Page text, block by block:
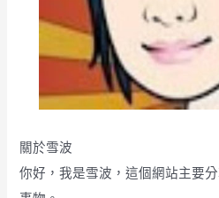
關於雪波
你好，我是雪波，這個網站主要